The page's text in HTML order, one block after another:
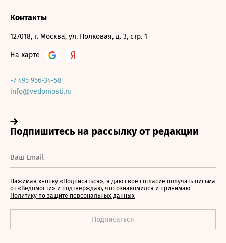
Контакты
127018, г. Москва, ул. Полковая, д. 3, стр. 1
На карте
+7 495 956-34-58
info@vedomosti.ru
Нажимая кнопку «Подписаться», я даю свое согласие получать письма
от «Ведомости» и подтверждаю, что ознакомился и принимаю
Политику по защите персональных данных